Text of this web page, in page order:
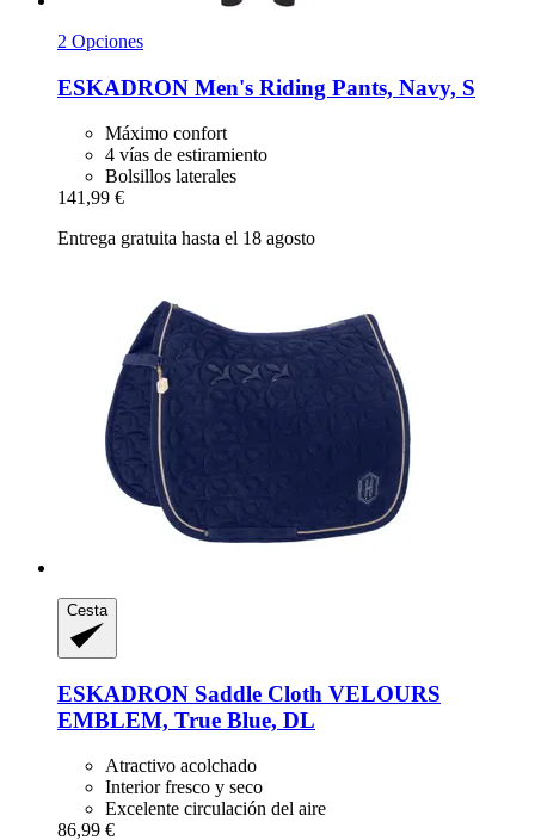
2 Opciones
ESKADRON Men's Riding Pants, Navy, S
Máximo confort
4 vías de estiramiento
Bolsillos laterales
141,99 €
Entrega gratuita hasta el 18 agosto
Cesta
ESKADRON Saddle Cloth VELOURS
EMBLEM, True Blue, DL
Atractivo acolchado
Interior fresco y seco
Excelente circulación del aire
86,99 €